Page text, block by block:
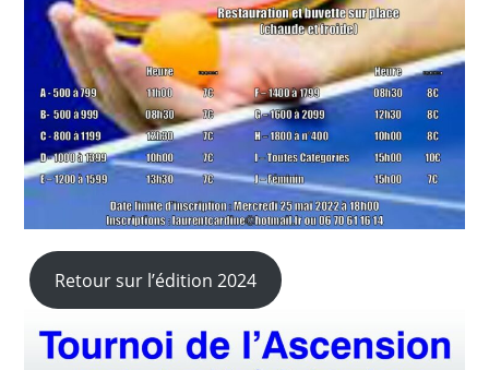
Retour sur l’édition 2024